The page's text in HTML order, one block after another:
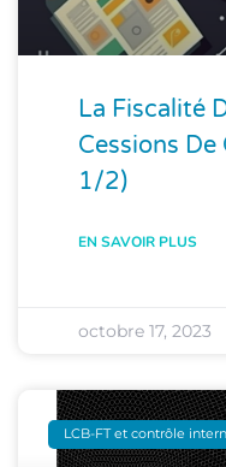
La Fiscalité
Cessions
1/2)
EN SAVOIR PLUS
octobre 17, 2023
LCB-FT et contrôle